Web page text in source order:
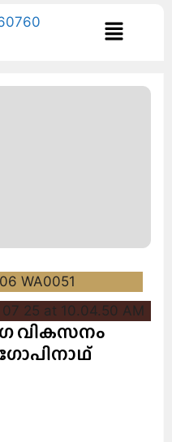
വികസനം